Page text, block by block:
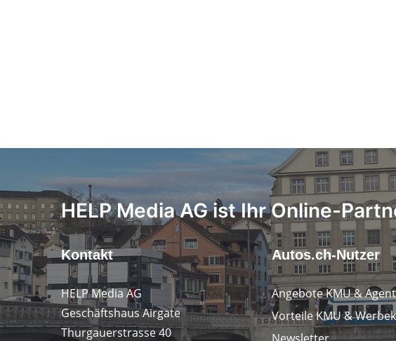
HELP Media AG ist Ihr Online-
Kontakt
HELP Media AG
Geschäftshaus Airgate
Thurgauerstrasse 40
Autos.ch-Nutzer
Angebote KMU &
Vorteile KMU &
Newsletter